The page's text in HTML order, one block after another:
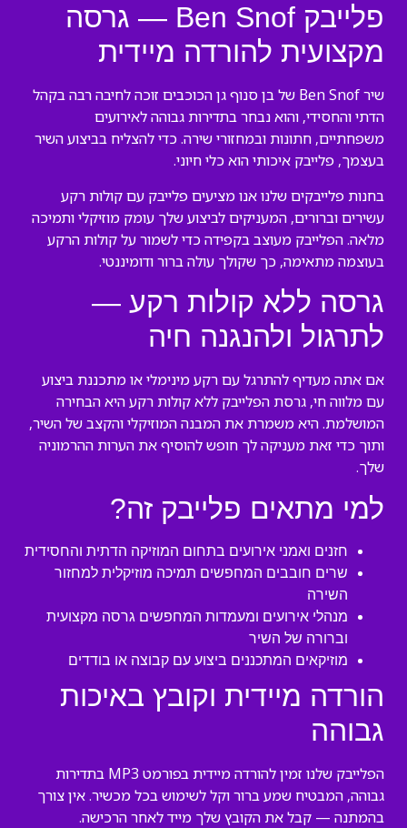
פלייבק Ben Snof — גרסה
מקצועית להורדה מיידית
שיר Ben Snof של בן סנוף גן הכוכבים זוכה לחיבה רבה בקהל
הדתי והחסידי, והוא נבחר בתדירות גבוהה לאירועים
משפחתיים, חתונות ובמחזורי שירה. כדי להצליח בביצוע השיר
בעצמך, פלייבק איכותי הוא כלי חיוני.
בחנות פלייבקים שלנו אנו מציעים פלייבק עם קולות רקע
עשירים וברורים, המעניקים לביצוע שלך עומק מוזיקלי ותמיכה
מלאה. הפלייבק מעוצב בקפידה כדי לשמור על קולות הרקע
בעוצמה מתאימה, כך שקולך עולה ברור ודומיננטי.
גרסה ללא קולות רקע —
לתרגול ולהנגנה חיה
אם אתה מעדיף להתרגל עם רקע מינימלי או מתכננת ביצוע
עם מלווה חי, גרסת הפלייבק ללא קולות רקע היא הבחירה
המושלמת. היא משמרת את המבנה המוזיקלי והקצב של השיר,
ותוך כדי זאת מעניקה לך חופש להוסיף את הערות ההרמוניה
שלך.
למי מתאים פלייבק זה?
חזנים ואמני אירועים בתחום המוזיקה הדתית והחסידית
שרים חובבים המחפשים תמיכה מוזיקלית למחזור
השירה
מנהלי אירועים ומעמדות המחפשים גרסה מקצועית
וברורה של השיר
מוזיקאים המתכננים ביצוע עם קבוצה או בודדים
הורדה מיידית וקובץ באיכות
גבוהה
הפלייבק שלנו זמין להורדה מיידית בפורמט MP3 בתדירות
גבוהה, המבטיח שמע ברור וקל לשימוש בכל מכשיר. אין צורך
בהמתנה — קבל את הקובץ שלך מייד לאחר הרכישה.